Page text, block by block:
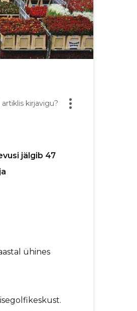
artiklis kirjavigu?
jälgib 47
ühines